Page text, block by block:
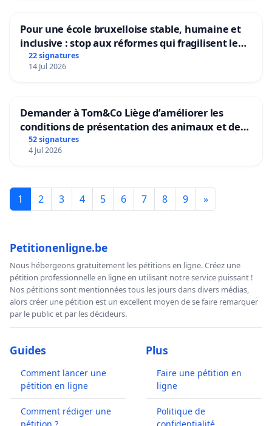
Pour une école bruxelloise stable, humaine et
inclusive : stop aux réformes qui fragilisent le
primaire
22 signatures
14 Jul 2026
Demander à Tom&Co Liège d’améliorer les
conditions de présentation des animaux et de
mettre fin à la vente d’animaux en magasin
52 signatures
4 Jul 2026
1 2 3 4 5 6 7 8 9 »
Petitionenligne.be
Nous hébergeons gratuitement les pétitions en ligne. Créez une
pétition professionnelle en ligne en utilisant notre service puissant !
Nos pétitions sont mentionnées tous les jours dans divers médias,
alors créer une pétition est un excellent moyen de se faire remarquer
par le public et par les décideurs.
Guides
Comment lancer une
pétition en ligne
Comment rédiger une
Plus
Faire une pétition en
ligne
Politique de